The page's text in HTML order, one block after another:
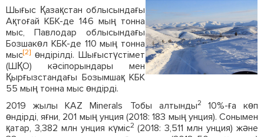
Шығыс Қазақстан облысындағы
Ақтоғай КБК-де 146 мың тонна
мыс, Павлодар облысындағы
Бозшакөл КБК-де 110 мың тонна
мыс[2] өндірілді. Шығыстүстімет
(ШҚО) кәсіпорындары мен
Қырғызстандағы Бозымшақ КБК
55 мың тонна мыс өндірді.
2019 жылы KAZ Minerals Тобы алтынды2 10%-ға көп
өндірді, яғни, 201 мың унция (2018: 183 мың унция). Сонымен
қатар, 3,382 млн унция күміс2 (2018: 3,511 млн унция) және